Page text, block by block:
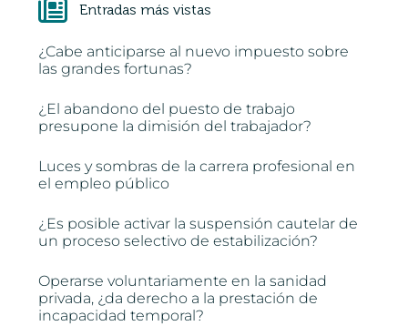
Entradas más vistas
¿Cabe anticiparse al nuevo impuesto sobre
las grandes fortunas?
¿El abandono del puesto de trabajo
presupone la dimisión del trabajador?
Luces y sombras de la carrera profesional en
el empleo público
¿Es posible activar la suspensión cautelar de
un proceso selectivo de estabilización?
Operarse voluntariamente en la sanidad
privada, ¿da derecho a la prestación de
incapacidad temporal?